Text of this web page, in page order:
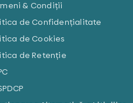
& Condiții
de Confidențialitate
de Cookies
de Retenție